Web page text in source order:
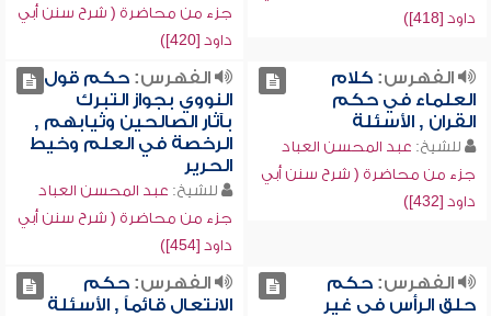
داود [418])
جزء من محاضرة ( شرح سنن أبي
داود [420])
الفهرس:كلام
العلماء في حكم
القران , الأسئلة
للشيخ: عبد المحسن العباد
جزء من محاضرة ( شرح سنن أبي
داود [432])
الفهرس:حكم قول
النووي بجواز التبرك
بآثار الصالحين وثيابهم ,
الرخصة في العلم وخيط
الحرير
للشيخ: عبد المحسن العباد
جزء من محاضرة ( شرح سنن أبي
داود [454])
الفهرس:حكم
حلق الرأس في غير
الفهرس:حكم
الانتعال قائماً , الأسئلة